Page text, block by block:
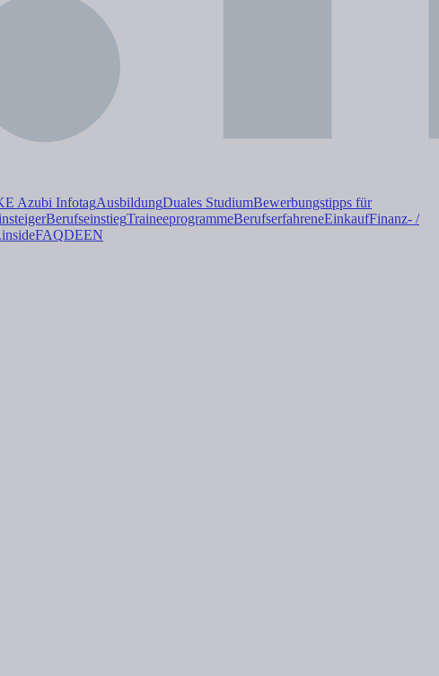
Azubi InfotagAusbildungDuales StudiumBewerbungstipps für
BerufseinstiegTraineeprogrammeBerufserfahreneEinkaufFinanz- /
FAQDEEN